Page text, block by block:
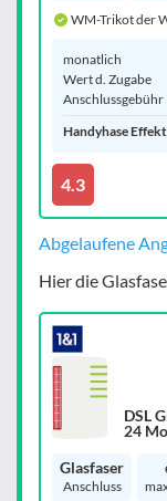
WM-Trikot der
monatlich
Wert d. Zugabe
Anschluss­gebühr
Handyhase
4.3
Abgelaufene
Hier die
DSL
24
Glasfaser
Anschluss